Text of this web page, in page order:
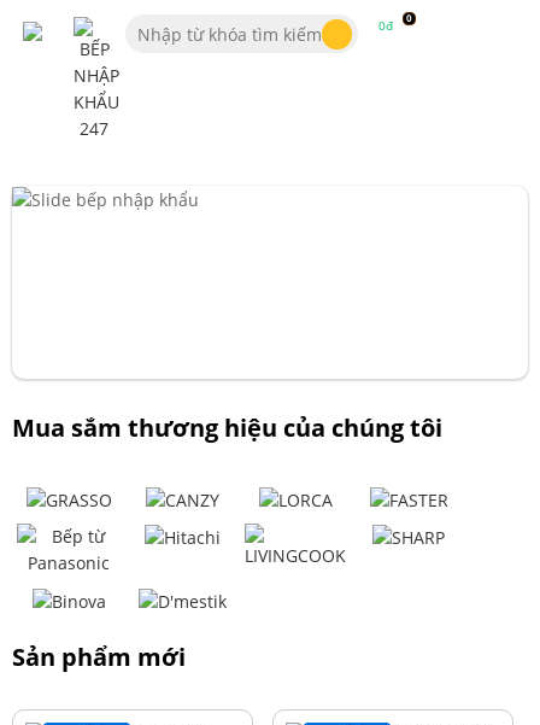
0
0đ
Mua sắm thương hiệu của chúng tôi
Sản phẩm mới